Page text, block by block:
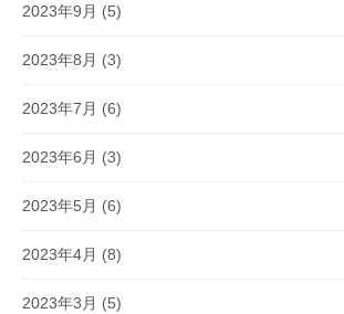
2023年9月 (5)
2023年8月 (3)
2023年7月 (6)
2023年6月 (3)
2023年5月 (6)
2023年4月 (8)
2023年3月 (5)